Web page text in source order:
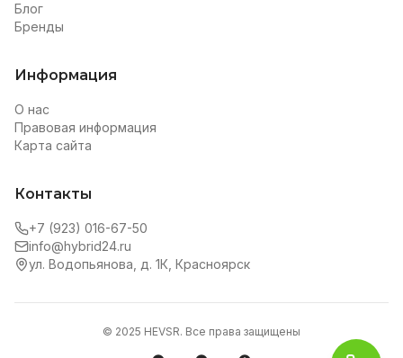
Блог
Бренды
Информация
О нас
Правовая информация
Карта сайта
Контакты
+7 (923) 016-67-50
info@hybrid24.ru
ул. Водопьянова, д. 1К, Красноярск
© 2025 HEVSR. Все права защищены